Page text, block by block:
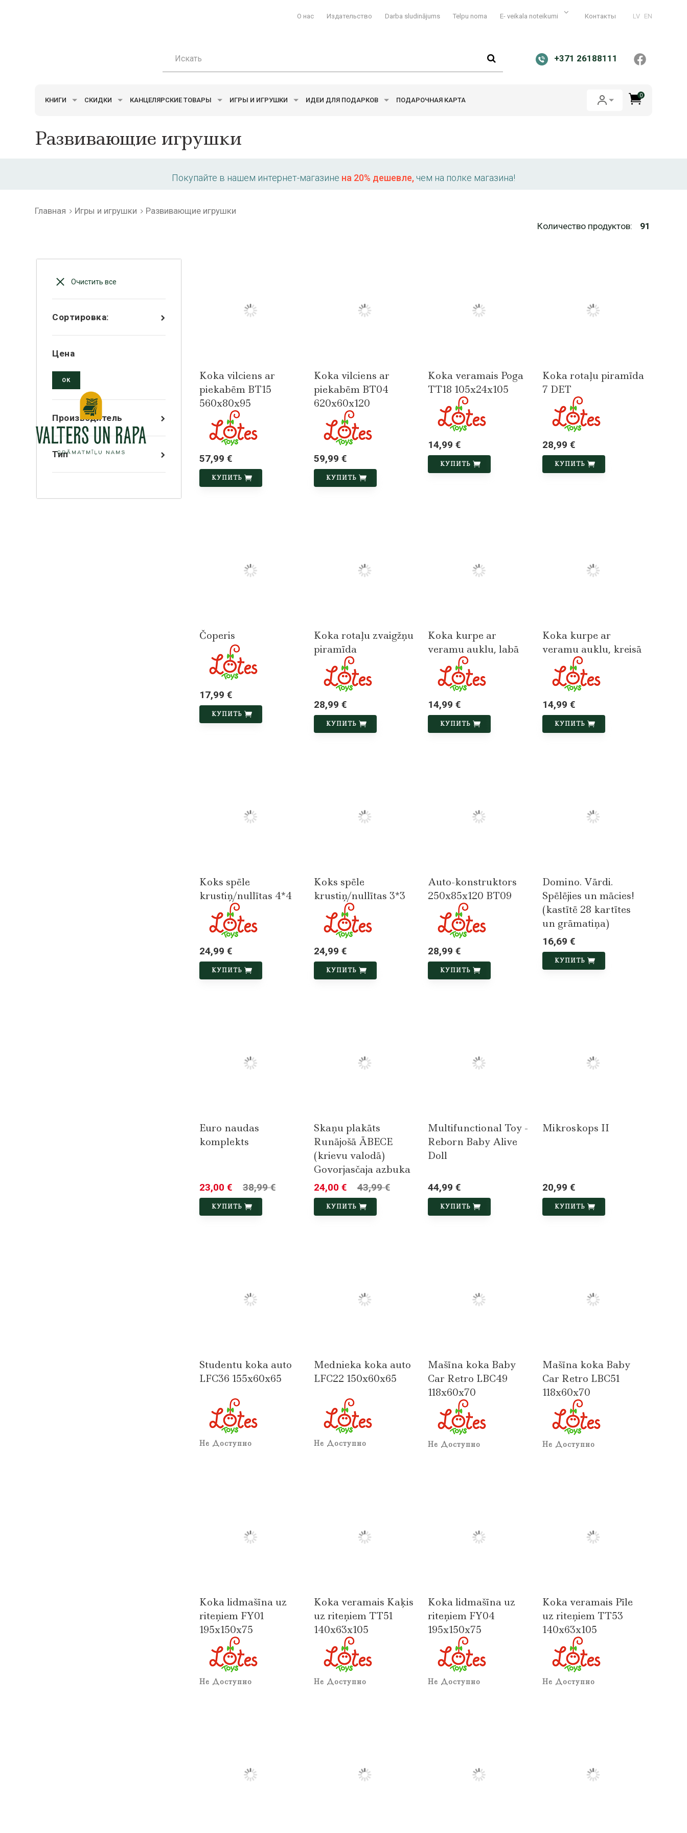
О нас Издательство Darba sludinājums Telpu noma E- veikala noteikumi Контакты LV EN
+371 26188111
КНИГИ СКИДКИ КАНЦЕЛЯРСКИЕ ТОВАРЫ ИГРЫ И ИГРУШКИ ИДЕИ ДЛЯ ПОДАРКОВ ПОДАРОЧНАЯ КАРТА
0
Развивающие игрушки
Покупайте в нашем интернет-магазине на 20% дешевле, чем на полке магазина!
Главная Игры и игрушки
Развивающие игрушки
Количество продуктов:
91
Очистить все
Сортировка:
Цена
ОК
Производитель
Тип
Koka vilciens ar
piekabēm BT15
560x80x95
57,99 €
КУПИТЬ
Koka vilciens ar
piekabēm BT04
620x60x120
59,99 €
КУПИТЬ
Koka veramais Poga
TT18 105x24x105
14,99 €
КУПИТЬ
Koka rotaļu piramīda
7 DET
28,99 €
КУПИТЬ
Čoperis
17,99 €
КУПИТЬ
Koka rotaļu zvaigžņu
piramīda
28,99 €
КУПИТЬ
Koka kurpe ar
veramu auklu, labā
14,99 €
КУПИТЬ
Koka kurpe ar
veramu auklu, kreisā
14,99 €
КУПИТЬ
Koks spēle
krustiņ/nullītas 4*4
24,99 €
КУПИТЬ
Koks spēle
krustiņ/nullītas 3*3
24,99 €
КУПИТЬ
Auto-konstruktors
250x85x120 BT09
28,99 €
КУПИТЬ
Domino. Vārdi.
Spēlējies un mācies!
(kastītē 28 kartītes
un grāmatiņa)
16,69 €
КУПИТЬ
Euro naudas
komplekts
23,00 € 38,99 €
КУПИТЬ
Skaņu plakāts
Runājošā ĀBECE
(krievu valodā)
Govorjasčaja azbuka
24,00 € 43,99 €
КУПИТЬ
Multifunctional Toy -
Reborn Baby Alive
Doll
44,99 €
КУПИТЬ
Mikroskops II
20,99 €
КУПИТЬ
Studentu koka auto
LFC36 155x60x65
Не Доступно
Mednieka koka auto
LFC22 150x60x65
Не Доступно
Mašīna koka Baby
Car Retro LBC49
118x60x70
Не Доступно
Mašīna koka Baby
Car Retro LBC51
118x60x70
Не Доступно
Koka lidmašīna uz
riteņiem FY01
195x150x75
Не Доступно
Koka veramais Kaķis
uz riteņiem TT51
140x63x105
Не Доступно
Koka lidmašīna uz
riteņiem FY04
195x150x75
Не Доступно
Koka veramais Pīle
uz riteņiem TT53
140x63x105
Не Доступно